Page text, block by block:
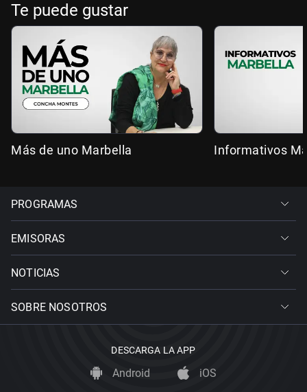
Te puede gustar
Más de uno Marbella Informativos
PROGRAMAS
EMISORAS
NOTICIAS
SOBRE NOSOTROS
DESCARGA LA APP
Android iOS